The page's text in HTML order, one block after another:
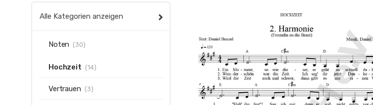
Alle Kategorien anzeigen
Noten (30)
Hochzeit (14)
Vertrauen (3)